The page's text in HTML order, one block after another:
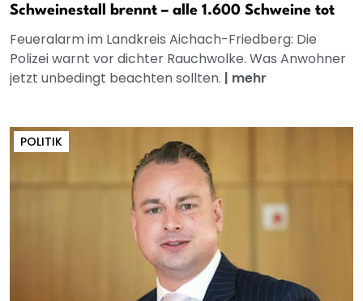
Schweinestall brennt – alle 1.600 Schweine tot
Feueralarm im Landkreis Aichach-Friedberg: Die
Polizei warnt vor dichter Rauchwolke. Was Anwohner
jetzt unbedingt beachten sollten. | mehr
POLITIK